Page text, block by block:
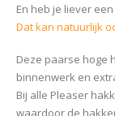
En heb je liever
Dat kan natuurlijk
Deze paarse hoge
binnenwerk en
Bij alle Pleaser
waardoor de